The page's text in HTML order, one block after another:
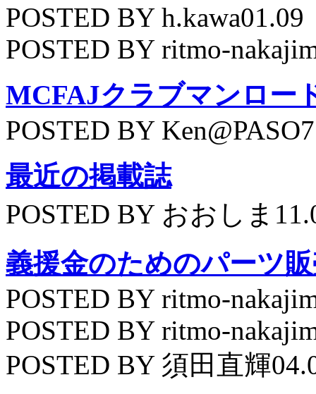
POSTED BY h.kawa01.09
POSTED BY ritmo-
MCFAJクラブマンロー
POSTED BY
最近の掲載誌
POSTED BY おおしま
義援金のためのパーツ
POSTED BY ritmo-
POSTED BY ritmo-
POSTED BY 須田直輝